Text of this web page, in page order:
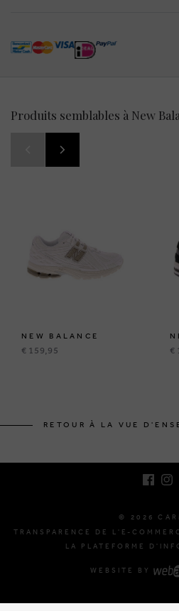
Produits semblables à New
NEW BALANCE
€ 159,95 €
RETOUR À LA VUE
© 2026
TRANSPARENCE DE L'E-
LA PLATEFORME
WEBSITE BY